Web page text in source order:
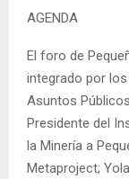
AGENDA
El foro de
integrado por
Asuntos
Presidente del
la Minería a
Metaproject;